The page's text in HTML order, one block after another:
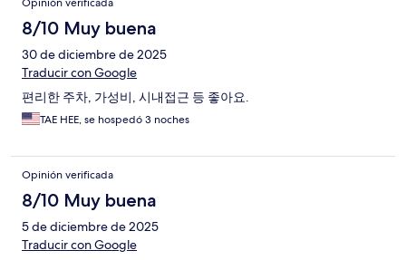
Opinión verificada
8/10 Muy buena
30 de diciembre de 2025
Traducir con Google
편리한 주차, 가성비, 시내접근 등 좋아요.
TAE HEE, se hospedó 3 noches
Opinión verificada
8/10 Muy buena
5 de diciembre de 2025
Traducir con Google